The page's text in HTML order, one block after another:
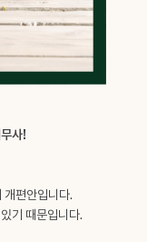
사!
편안입니다.
기 때문입니다.